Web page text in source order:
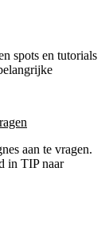
spots en tutorials
aan te vragen.
in TIP naar